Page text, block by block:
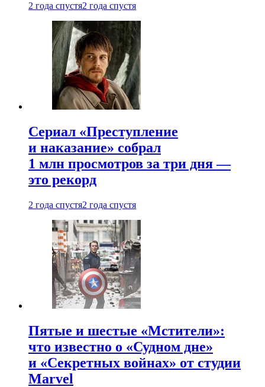
2 года спустя2 года спустя
Сериал «Преступление
и наказание» собрал
1 млн просмотров за три дня —
это рекорд
2 года спустя2 года спустя
Пятые и шестые «Мстители»:
что известно о «Судном дне»
и «Секретных войнах» от студии
Marvel